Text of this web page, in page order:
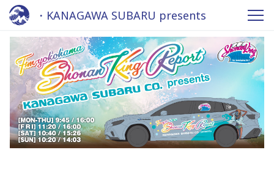
・KANAGAWA SUBARU presents
Shonan King Report - Fm yokohama
84.7